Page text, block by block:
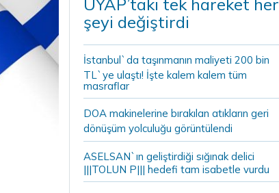
şeyi değiştirdi
İstanbul`da taşınmanın maliyeti 200 bin
TL`ye ulaştı! İşte kalem kalem tüm
masraflar
DOA makinelerine bırakılan atıkların geri
dönüşüm yolculuğu görüntülendi
ASELSAN`ın geliştirdiği sığınak delici
|||TOLUN P||| hedefi tam isabetle vurdu